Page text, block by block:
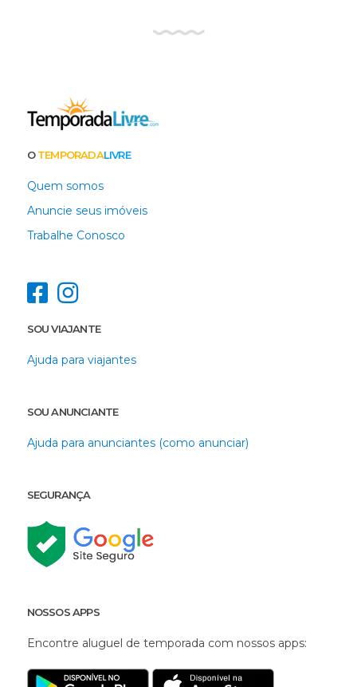
OTEMPORADALIVRE
Quem somos
Anuncie seus imóveis
Trabalhe Conosco
SOU VIAJANTE
Ajuda para viajantes
SOU ANUNCIANTE
Ajuda para anunciantes (como anunciar)
SEGURANÇA
NOSSOS APPS
Encontre aluguel de temporada com nossos apps: